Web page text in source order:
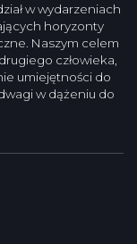
w wydarzeniach
horyzonty
Naszym celem
człowieka,
umiejętności do
w dążeniu do